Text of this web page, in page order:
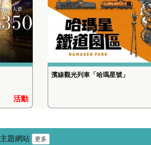
活動
濱線觀光列車「哈瑪星號」
主題網站 更多